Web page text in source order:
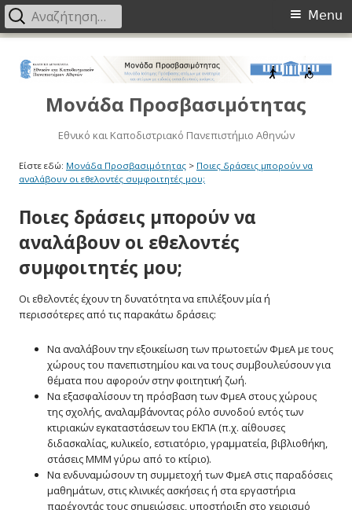
περιεχόμενο
Μονάδα Προσβασιμότητας
Εθνικό και Καποδιστριακό Πανεπιστήμιο Αθηνών
Primary
Menu
Menu
Αναζήτηση
Είστε εδώ: Μονάδα Προσβασιμότητας > Ποιες δράσεις μπορούν να
αναλάβουν οι εθελοντές συμφοιτητές μου;
Ποιες δράσεις μπορούν να
αναλάβουν οι εθελοντές
συμφοιτητές μου;
Οι εθελοντές έχουν τη δυνατότητα να επιλέξουν μία ή
περισσότερες από τις παρακάτω δράσεις:
Να αναλάβουν την εξοικείωση των πρωτοετών ΦμεΑ με τους
χώρους του πανεπιστημίου και να τους συμβουλεύσουν για
θέματα που αφορούν στην φοιτητική ζωή.
Να εξασφαλίσουν τη πρόσβαση των ΦμεΑ στους χώρους
της σχολής, αναλαμβάνοντας ρόλο συνοδού εντός των
κτιριακών εγκαταστάσεων του ΕΚΠΑ (π.χ. αίθουσες
διδασκαλίας, κυλικείο, εστιατόριο, γραμματεία, βιβλιοθήκη,
στάσεις ΜΜΜ γύρω από το κτίριο).
Να ενδυναμώσουν τη συμμετοχή των ΦμεΑ στις παραδόσεις
μαθημάτων, στις κλινικές ασκήσεις ή στα εργαστήρια
παρέχοντάς τους σημειώσεις, υποστήριξη στο χειρισμό